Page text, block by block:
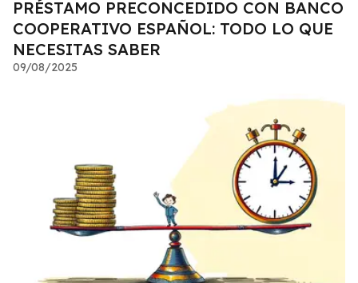
PRÉSTAMO PRECONCEDIDO CON BANCO
COOPERATIVO ESPAÑOL: TODO LO QUE
NECESITAS SABER
09/08/2025